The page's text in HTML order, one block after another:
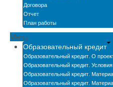
Договора
Отчет
План работы
Menu
Образовательный кредит
Образовательный кредит. О
Образовательный кредит.
Образовательный кредит.
Образовательный кредит.